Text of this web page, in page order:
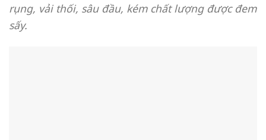
rụng, vải thối, sâu đầu, kém chất lượng được đem
sấy.